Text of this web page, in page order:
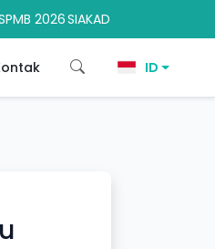
2026SIAKAD
ID